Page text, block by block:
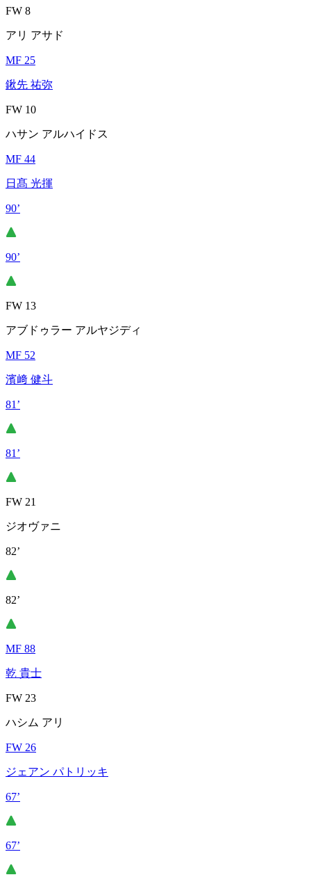
FW 8
アリ アサド
MF 25
鍬先 祐弥
FW 10
ハサン アルハイドス
MF 44
日髙 光揮
90’
90’
FW 13
アブドゥラー アルヤジディ
MF 52
濱﨑 健斗
81’
81’
FW 21
ジオヴァニ
82’
82’
MF 88
乾 貴士
FW 23
ハシム アリ
FW 26
ジェアン パトリッキ
67’
67’